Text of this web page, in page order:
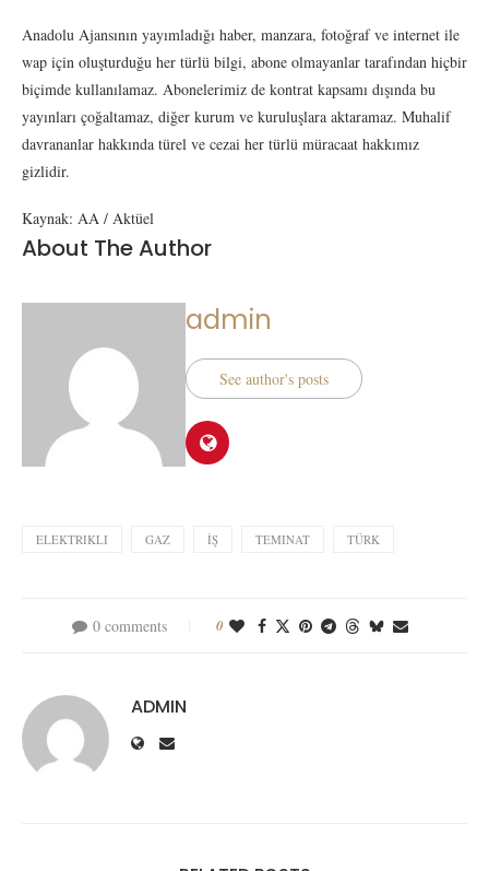
Anadolu Ajansının yayımladığı haber, manzara, fotoğraf ve internet ile
wap için oluşturduğu her türlü bilgi, abone olmayanlar tarafından hiçbir
biçimde kullanılamaz. Abonelerimiz de kontrat kapsamı dışında bu
yayınları çoğaltamaz, diğer kurum ve kuruluşlara aktaramaz. Muhalif
davrananlar hakkında türel ve cezai her türlü müracaat hakkımız
gizlidir.
Kaynak: AA / Aktüel
About The Author
admin
See author's posts
ELEKTRIKLI GAZ İŞ TEMINAT TÜRK
0 comments 0
ADMIN